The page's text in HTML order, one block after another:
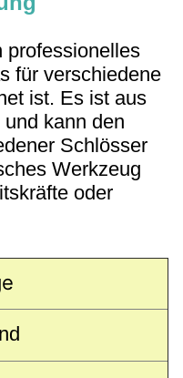
professionelles
für verschiedene
ist. Es ist aus
kann den
Schlösser
Werkzeug
oder